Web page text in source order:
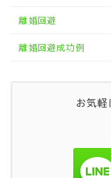
離婚回避
離婚回避成功例
お気軽